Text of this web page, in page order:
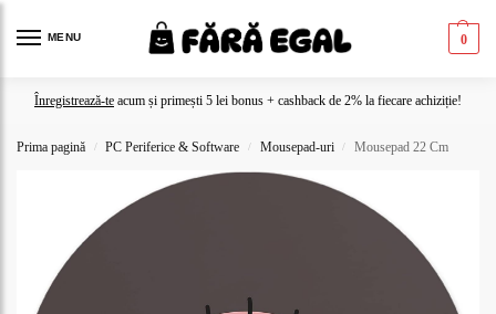
MENU 0
Înregistrează-te acum și primești 5 lei bonus + cashback de 2% la fiecare achiziție!
Prima pagină / PC Periferice & Software / Mousepad-uri / Mousepad 22 Cm